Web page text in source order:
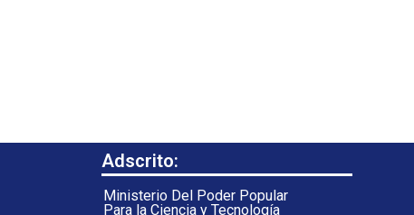
Adscrito:
Ministerio Del Poder Popular
Para la Ciencia y Tecnología